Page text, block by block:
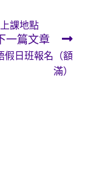
課地點
一篇文章
假日班報名（額
滿）